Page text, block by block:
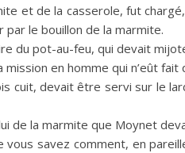
et de la casserole, fut
par le bouillon de la marmite.
du pot-au-feu, qui devait
mission en homme qui n’eût fait
cuit, devait être servi sur le
de la marmite que Moynet
vous savez comment, en